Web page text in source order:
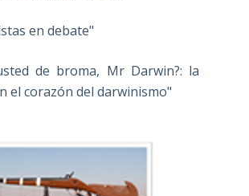
en debate"
de broma, Mr Darwin?: la
el corazón del darwinismo"